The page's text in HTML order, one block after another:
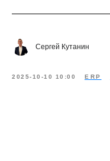
Сергей Кутанин
2025-10-10 10:00 ERP